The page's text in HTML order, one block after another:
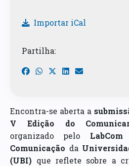
Importar iCal
Partilha:
Encontra-se aberta a
V Edição do
organizado pelo
Comunicação da
(UBI) que reflete sobre a